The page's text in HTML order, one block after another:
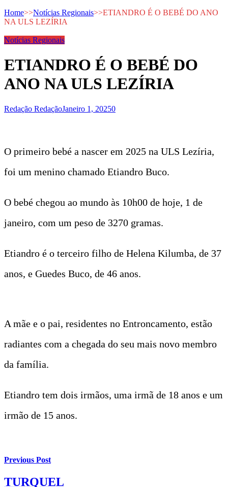
Home>>Notícias Regionais>>ETIANDRO É O BEBÉ DO ANO
NA ULS LEZÍRIA
Notícias Regionais
ETIANDRO É O BEBÉ DO
ANO NA ULS LEZÍRIA
Redação RedaçãoJaneiro 1, 20250
O primeiro bebé a nascer em 2025 na ULS Lezíria,
foi um menino chamado Etiandro Buco.
O bebé chegou ao mundo às 10h00 de hoje, 1 de
janeiro, com um peso de 3270 gramas.
Etiandro é o terceiro filho de Helena Kilumba, de 37
anos, e Guedes Buco, de 46 anos.
A mãe e o pai, residentes no Entroncamento, estão
radiantes com a chegada do seu mais novo membro
da família.
Etiandro tem dois irmãos, uma irmã de 18 anos e um
irmão de 15 anos.
Previous Post
TURQUEL